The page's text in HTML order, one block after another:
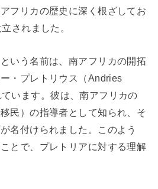
フリカの歴史に深く根ざしてお
されました。
いう名前は、南アフリカの開拓
・プレトリウス（Andries
います。彼は、南アフリカの
民）の指導者として知られ、そ
名付けられました。このよう
とで、プレトリアに対する理解